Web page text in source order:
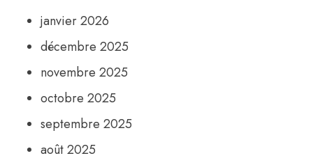
janvier 2026
décembre 2025
novembre 2025
octobre 2025
septembre 2025
août 2025